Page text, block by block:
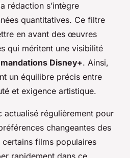
rédaction s’intègre
quantitatives. Ce filtre
en avant des œuvres
qui méritent une visibilité
Disney+. Ainsi,
un équilibre précis entre
et exigence artistique.
actualisé régulièrement pour
changeantes des
films populaires